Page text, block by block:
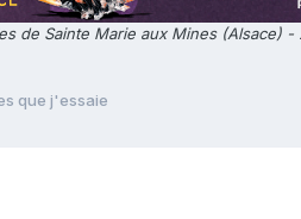
de Sainte Marie aux Mines (Alsace)
que j'essaie